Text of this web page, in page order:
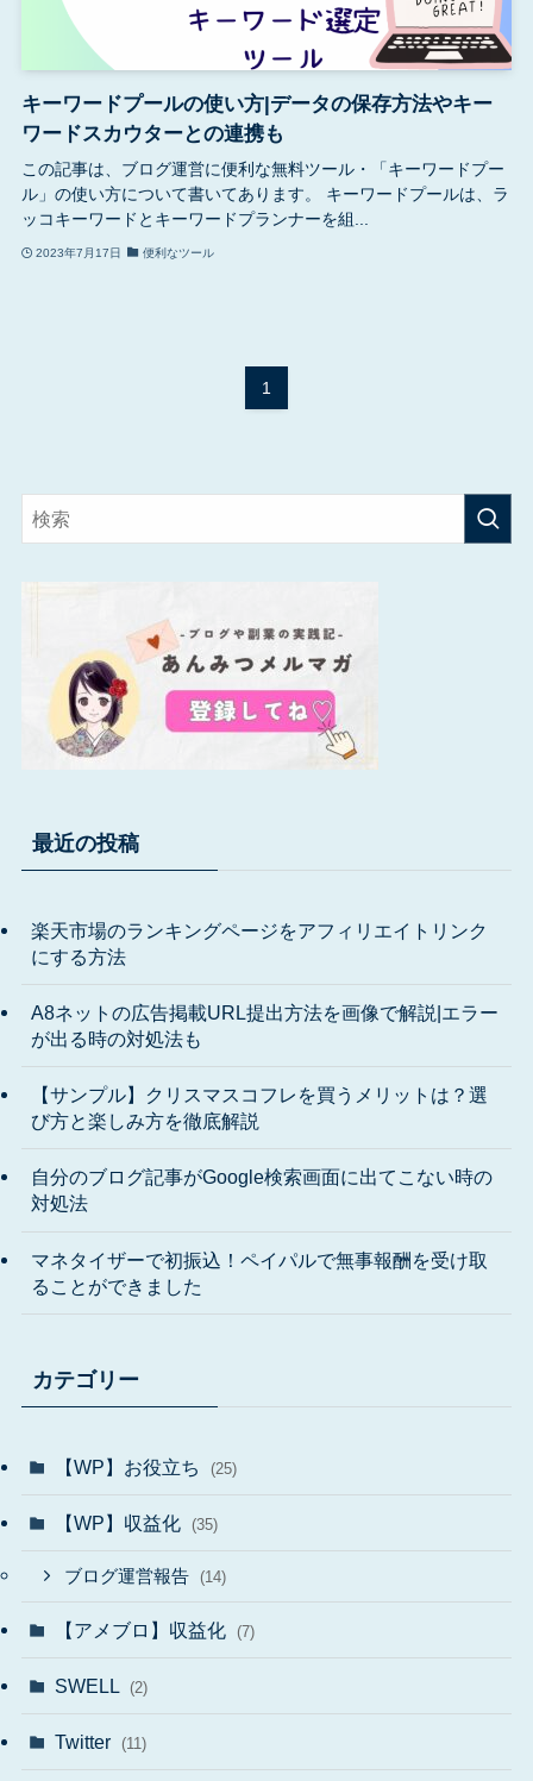
キーワードプールの使い方|データの保存方法やキー
ワードスカウターとの連携も
この記事は、ブログ運営に便利な無料ツール・「キーワードプー
ル」の使い方について書いてあります。 キーワードプールは、ラ
ッコキーワードとキーワードプランナーを組...
2023年7月17日 便利なツール
1
最近の投稿
楽天市場のランキングページをアフィリエイトリンク
にする方法
A8ネットの広告掲載URL提出方法を画像で解説|エラー
が出る時の対処法も
【サンプル】クリスマスコフレを買うメリットは？選
び方と楽しみ方を徹底解説
自分のブログ記事がGoogle検索画面に出てこない時の
対処法
マネタイザーで初振込！ペイパルで無事報酬を受け取
ることができました
カテゴリー
【WP】お役立ち (25)
【WP】収益化 (35)
ブログ運営報告 (14)
【アメブロ】収益化 (7)
SWELL (2)
Twitter (11)